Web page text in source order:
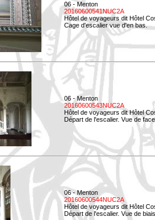
06 - Menton
20160600541NUC2A
Hôtel de voyageurs dit Hôtel
Cage d'escalier vue d'en bas.
06 - Menton
20160600543NUC2A
Hôtel de voyageurs dit Hôtel
Départ de l'escalier. Vue de
06 - Menton
20160600544NUC2A
Hôtel de voyageurs dit Hôtel
Départ de l'escalier. Vue de